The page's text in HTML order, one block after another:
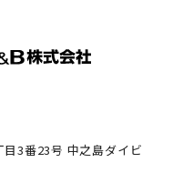
3番23号 中之島ダイビ